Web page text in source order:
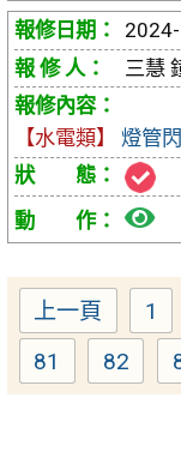
視
報
單
三慧
【水電類】燈管
檢
修
單
上一頁 1
Page
81 Page
82